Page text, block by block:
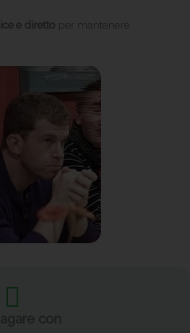
e diretto per mantenere